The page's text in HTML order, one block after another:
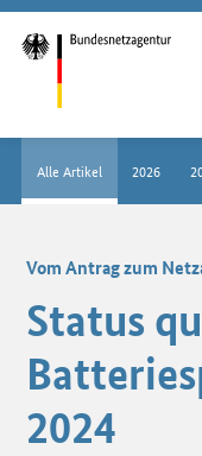
Alle Artikel 2026
Vom Antrag zum
Status
2024